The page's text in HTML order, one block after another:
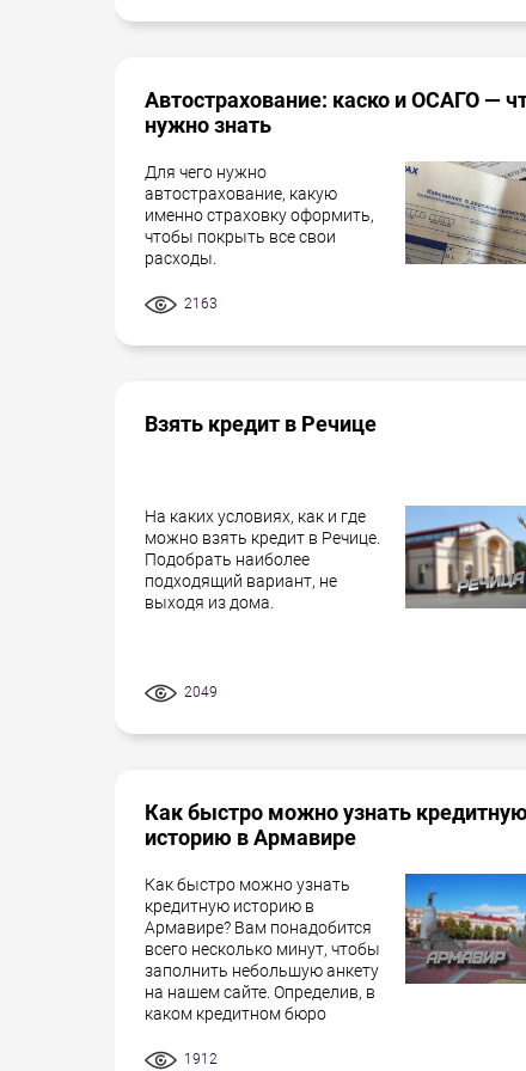
Автострахование: каско и ОСАГО —
нужно знать
Для чего нужно
автострахование, какую
именно страховку оформить,
чтобы покрыть все свои
расходы.
2163
Взять кредит в Речице
На каких условиях, как и где
можно взять кредит в Речице.
Подобрать наиболее
подходящий вариант, не
выходя из дома.
2049
Как быстро можно узнать кредитную
историю в Армавире
Как быстро можно узнать
кредитную историю в
Армавире? Вам понадобится
всего несколько минут, чтобы
заполнить небольшую анкету
на нашем сайте. Определив, в
каком кредитном бюро
1912